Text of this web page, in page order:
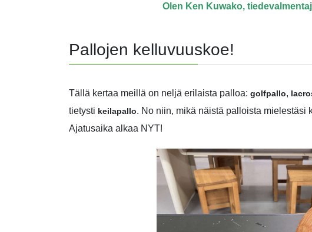
Olen Ken Kuwako,
Pallojen kelluvuuskoe!
Tällä kertaa meillä on neljä erilaista palloa: golfpallo,
tietysti keilapallo. No niin, mikä näistä palloista mielestäsi
Ajatusaika alkaa NYT!